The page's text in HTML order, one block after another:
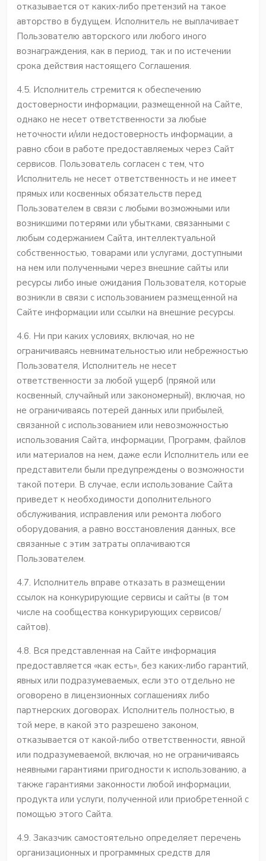
отказывается от каких‐либо претензий на такое
авторство в будущем. Исполнитель не выплачивает
Пользователю авторского или любого иного
вознаграждения, как в период, так и по истечении
срока действия настоящего Соглашения.
4.5. Исполнитель стремится к обеспечению
достоверности информации, размещенной на Сайте,
однако не несет ответственности за любые
неточности и/или недостоверность информации, а
равно сбои в работе предоставляемых через Сайт
сервисов. Пользователь согласен с тем, что
Исполнитель не несет ответственность и не имеет
прямых или косвенных обязательств перед
Пользователем в связи с любыми возможными или
возникшими потерями или убытками, связанными с
любым содержанием Сайта, интеллектуальной
собственностью, товарами или услугами, доступными
на нем или полученными через внешние сайты или
ресурсы либо иные ожидания Пользователя, которые
возникли в связи с использованием размещенной на
Сайте информации или ссылки на внешние ресурсы.
4.6. Ни при каких условиях, включая, но не
ограничиваясь невнимательностью или небрежностью
Пользователя, Исполнитель не несет
ответственности за любой ущерб (прямой или
косвенный, случайный или закономерный), включая, но
не ограничиваясь потерей данных или прибылей,
связанной с использованием или невозможностью
использования Сайта, информации, Программ, файлов
или материалов на нем, даже если Исполнитель или ее
представители были предупреждены о возможности
такой потери. В случае, если использование Сайта
приведет к необходимости дополнительного
обслуживания, исправления или ремонта любого
оборудования, а равно восстановления данных, все
связанные с этим затраты оплачиваются
Пользователем.
4.7. Исполнитель вправе отказать в размещении
ссылок на конкурирующие сервисы и сайты (в том
числе на сообщества конкурирующих сервисов/
сайтов).
4.8. Вся представленная на Сайте информация
предоставляется «как есть», без каких‐либо гарантий,
явных или подразумеваемых, если это отдельно не
оговорено в лицензионных соглашениях либо
партнерских договорах. Исполнитель полностью, в
той мере, в какой это разрешено законом,
отказывается от какой‐либо ответственности, явной
или подразумеваемой, включая, но не ограничиваясь
неявными гарантиями пригодности к использованию, а
также гарантиями законности любой информации,
продукта или услуги, полученной или приобретенной с
помощью этого Сайта.
4.9. Заказчик самостоятельно определяет перечень
организационных и программных средств для